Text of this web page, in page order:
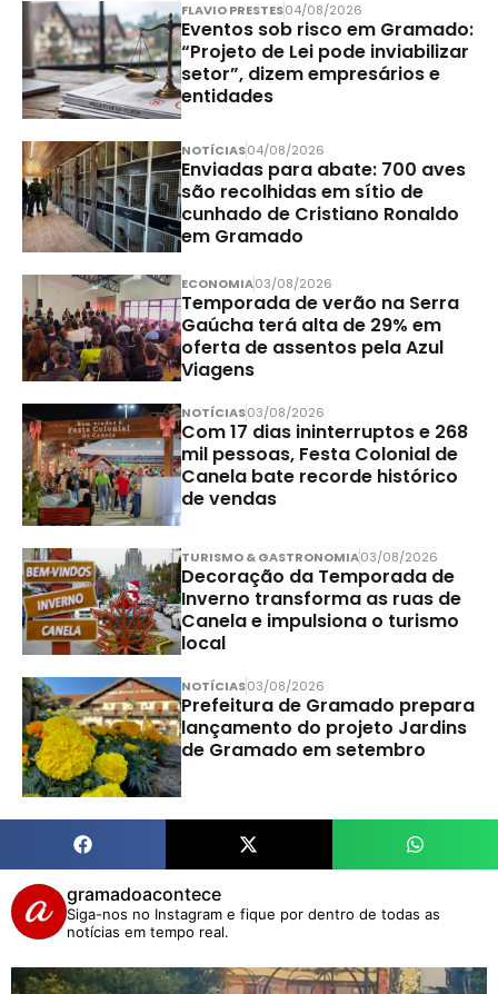
FLAVIO PRESTES04/08/2026
Eventos sob risco em Gramado:
“Projeto de Lei pode inviabilizar
setor”, dizem empresários e
entidades
NOTÍCIAS04/08/2026
Enviadas para abate: 700 aves
são recolhidas em sítio de
cunhado de Cristiano Ronaldo
em Gramado
ECONOMIA03/08/2026
Temporada de verão na Serra
Gaúcha terá alta de 29% em
oferta de assentos pela Azul
Viagens
NOTÍCIAS03/08/2026
Com 17 dias ininterruptos e 268
mil pessoas, Festa Colonial de
Canela bate recorde histórico
de vendas
TURISMO & GASTRONOMIA03/08/2026
Decoração da Temporada de
Inverno transforma as ruas de
Canela e impulsiona o turismo
local
NOTÍCIAS03/08/2026
Prefeitura de Gramado prepara
lançamento do projeto Jardins
de Gramado em setembro
gramadoacontece
Siga-nos no Instagram e fique por dentro de todas as
notícias em tempo real.